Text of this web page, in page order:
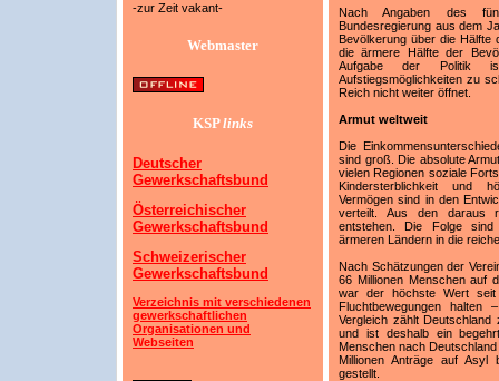
-zur Zeit vakant-
Webmaster
KSPlinks
Deutscher
Gewerkschaftsbund
Österreichischer
Gewerkschaftsbund
Schweizerischer
Gewerkschaftsbund
Verzeichnis mit verschiedenen
gewerkschaftlichen
Organisationen und
Webseiten
Nach Angaben des
Bundesregierung aus dem
Bevölkerung über die Hälfte
die ärmere Hälfte der
Aufgabe der Politik
Aufstiegsmöglichkeiten zu
Reich nicht weiter öffnet.
Armut weltweit
Die
sind groß. Die absolute
vielen Regionen soziale
Kindersterblichkeit und
Vermögen sind in den
verteilt. Aus den daraus
entstehen. Die Folge
ärmeren Ländern in die
Nach Schätzungen der
66 Millionen Menschen auf
war der höchste Wert
Fluchtbewegungen
Vergleich zählt
und ist deshalb ein
Menschen nach
Millionen Anträge auf Asyl
gestellt.